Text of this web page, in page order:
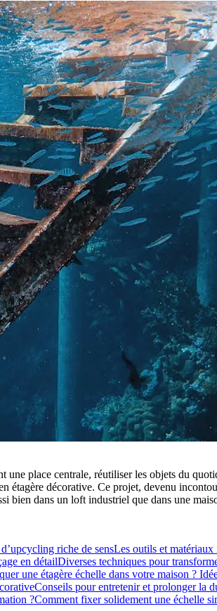
place centrale, réutiliser les objets du
décorative. Ce projet, devenu
bien dans un loft industriel que dans une
riche de sensLes outils et matériaux
en détailDiverses techniques pour
une étagère échelle dans votre maison ?
Conseils pour entretenir et prolonger la
?Comment fixer solidement une échelle